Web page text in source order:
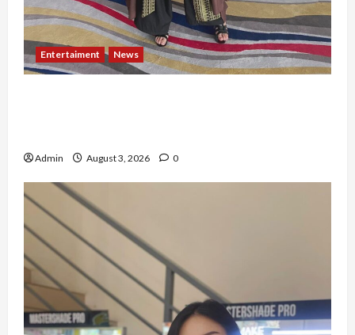
Entertaiment News
Admin August 3, 2026 0